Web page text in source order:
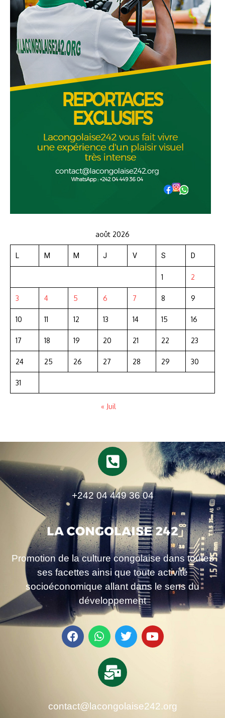
août 2026
L M M J V S D
1 2
3 4 5 6 7 8 9
10 11 12 13 14 15 16
17 18 19 20 21 22 23
24 25 26 27 28 29 30
31
« Juil
+242 04 449 36 04
Promotion de la culture congolaise dans toutes
ses facettes ainsi que toute activité
socioéconomique allant dans le sens du
développement
contact@lacongolaise242.org